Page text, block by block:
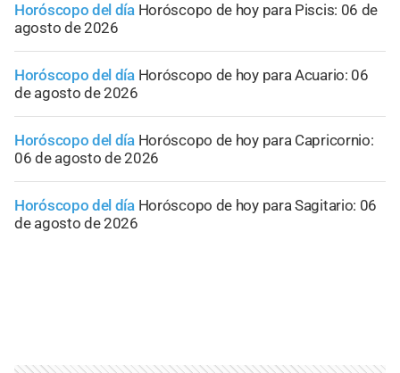
Horóscopo del día Horóscopo de hoy para Piscis: 06 de
agosto de 2026
Horóscopo del día Horóscopo de hoy para Acuario: 06
de agosto de 2026
Horóscopo del día Horóscopo de hoy para Capricornio:
06 de agosto de 2026
Horóscopo del día Horóscopo de hoy para Sagitario: 06
de agosto de 2026